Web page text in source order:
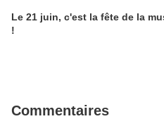
Le 21 juin, c'est la fête de la
!
Commentaires